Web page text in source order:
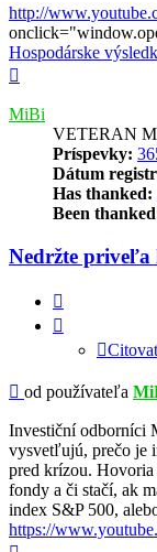
http://
Hospodárske
MiBi
VETERAN
Príspevky:
Dátum
Has thanked:
Been
Nedržte priveľa
Príspevok
od používateľa
Investiční odborníci
vysvetľujú, prečo je
pred krízou.
fondy a či stačí, ak
index S&P 500,
https://